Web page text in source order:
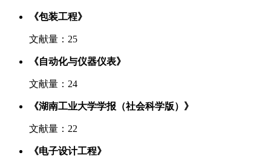
《包装工程》
文献量：25
《自动化与仪器仪表》
文献量：24
《湖南工业大学学报（社会科学版）》
文献量：22
《电子设计工程》